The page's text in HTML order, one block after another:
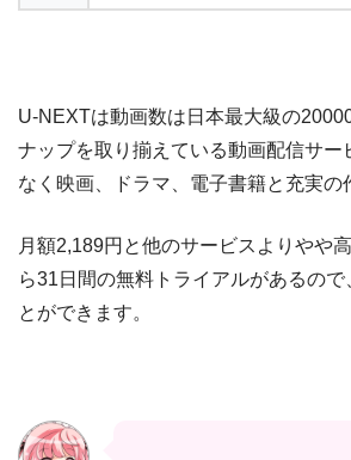
U-NEXTは動画数は日本最大級の
ナップを取り揃えている動画配信サー
なく映画、ドラマ、電子書籍と充実の
月額2,189円と他のサービスよりやや
ら31日間の無料トライアルがあるので
とができます。